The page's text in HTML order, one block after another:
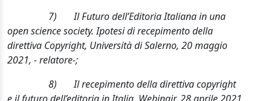
7)
Il Futuro dell’Editoria Italiana in una
open science society. Ipotesi di recepimento della
direttiva Copyright, Università di Salerno, 20 maggio
2021, - relatore-;
8)
Il recepimento della direttivacopyright